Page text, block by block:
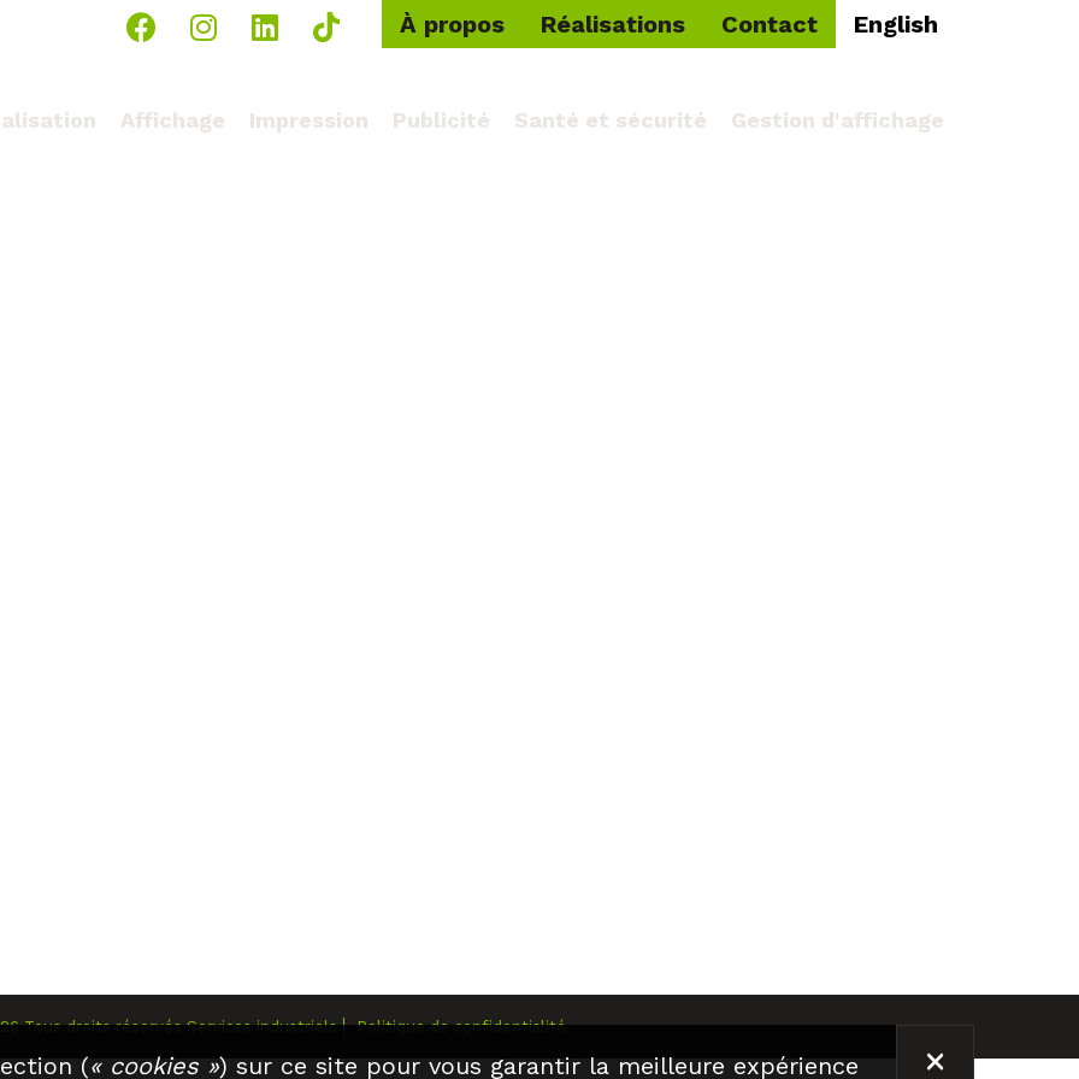
À propos Réalisations Contact English
Affichage Impression Publicité Santé et sécurité Gestion d'affichage
Tous droits réservésServices industriels Politique de confidentialité
FERMER
(« cookies ») sur ce site pour vous garantir la meilleure expérience